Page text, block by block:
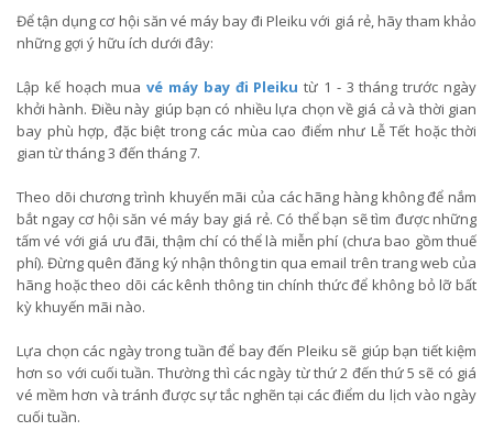
Để tận dụng cơ hội săn vé máy bay đi Pleiku với giá rẻ, hãy tham khảo
những gợi ý hữu ích dưới đây:
Lập kế hoạch muavé máy bay đi Pleiku từ 1 - 3 tháng trước ngày
khởi hành. Điều này giúp bạn có nhiều lựa chọn về giá cả và thời gian
bay phù hợp, đặc biệt trong các mùa cao điểm như Lễ Tết hoặc thời
gian từ tháng 3 đến tháng 7.
Theo dõi chương trình khuyến mãi của các hãng hàng không để nắm
bắt ngay cơ hội săn vé máy bay giá rẻ. Có thể bạn sẽ tìm được những
tấm vé với giá ưu đãi, thậm chí có thể là miễn phí (chưa bao gồm thuế
phí). Đừng quên đăng ký nhận thông tin qua email trên trang web của
hãng hoặc theo dõi các kênh thông tin chính thức để không bỏ lỡ bất
kỳ khuyến mãi nào.
Lựa chọn các ngày trong tuần để bay đến Pleiku sẽ giúp bạn tiết kiệm
hơn so với cuối tuần. Thường thì các ngày từ thứ 2 đến thứ 5 sẽ có giá
vé mềm hơn và tránh được sự tắc nghẽn tại các điểm du lịch vào ngày
cuối tuần.